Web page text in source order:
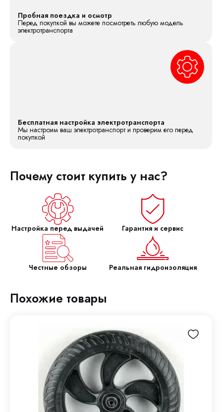
Пробная поездка и осмотр
Перед покупкой вы можете посмотреть любую модель
электротранспорта
Бесплатная настройка электротранспорта
Мы настроим ваш электротранспорт и проверим его перед
покупкой
Почему стоит купить у нас?
Настройка перед выдачей Гарантия и сервис
Честные обзоры Реальная гидроизоляция
Похожие товары